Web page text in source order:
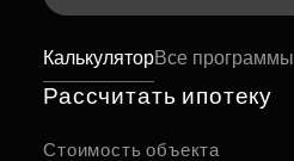
КалькуляторВсе программы
Рассчитать ипотеку
Стоимость объекта